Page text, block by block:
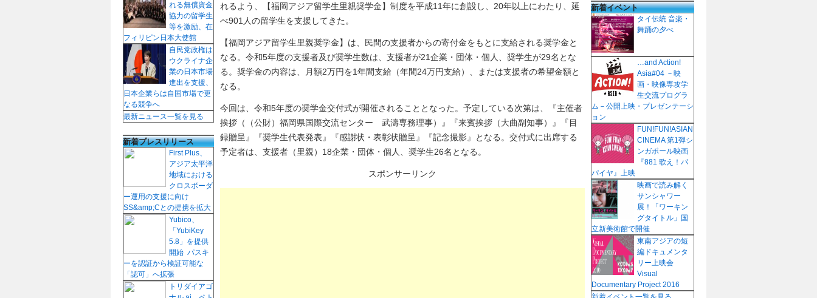
れるよう、【福岡アジア留学生里親奨学金】制度を平成11年に創設し、20年以上にわたり、延
べ901人の留学生を支援してきた。
【福岡アジア留学生里親奨学金】は、民間の支援者からの寄付金をもとに支給される奨学金と
なる。令和5年度の支援者及び奨学生数は、支援者が21企業・団体・個人、奨学生が29名とな
る。奨学金の内容は、月額2万円を1年間支給（年間24万円支給）、または支援者の希望金額と
なる。
今回は、令和5年度の奨学金交付式が開催されることとなった。予定している次第は、『主催者
挨拶（（公財）福岡県国際交流センター 武濤専務理事）』『来賓挨拶（大曲副知事）』『目
録贈呈』『奨学生代表発表』『感謝状・表彰状贈呈』『記念撮影』となる。交付式に出席する
予定者は、支援者（里親）18企業・団体・個人、奨学生26名となる。
スポンサーリンク
れる無償資金
協力の留学生
等を激励、在
フィリピン日本大使館
自民党政権は
ウクライナ企
業の日本市場
進出を支援、
日本企業らは自国市場で更
なる競争へ
最新ニュース一覧を見る
新着プレスリリース
First Plus、
アジア太平洋
地域における
クロスボーダ
ー運用の支援に向け
SS&amp;Cとの提携を拡大
Yubico、
「YubiKey
5.8」を提供
開始 パスキ
ーを認証から検証可能な
「認可」へ拡張
トリダイアゴ
新着イベント
タイ伝統 音楽・
舞踊の夕べ
…and Action!
Asia#04 －映
画・映像専攻学
生交流プログラ
ム－公開上映・プレゼンテーシ
ョン
FUN!FUN!ASIAN
CINEMA 第1弾シ
ンガポール映画
『881 歌え！パ
パイヤ』上映
映画で読み解く
サンシャワー
展！「ワーキン
グタイトル」国
立新美術館で開催
東南アジアの短
編ドキュメンタ
リー上映会
Visual
Documentary Project 2016